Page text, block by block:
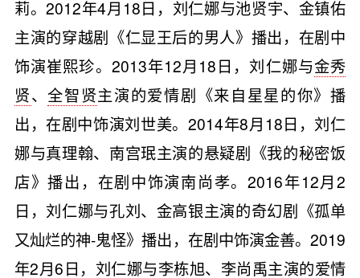
莉。2012年4月18日，刘仁娜与池贤宇、金镇佑
主演的穿越剧《仁显王后的男人》播出，在剧中
饰演崔熙珍。2013年12月18日，刘仁娜与金秀
贤、全智贤主演的爱情剧《来自星星的你》播
出，在剧中饰演刘世美。2014年8月18日，刘仁
娜与真理翰、南宫珉主演的悬疑剧《我的秘密饭
店》播出，在剧中饰演南尚孝。2016年12月2
日，刘仁娜与孔刘、金高银主演的奇幻剧《孤单
又灿烂的神-鬼怪》播出，在剧中饰演金善。2019
年2月6日，刘仁娜与李栋旭、李尚禹主演的爱情